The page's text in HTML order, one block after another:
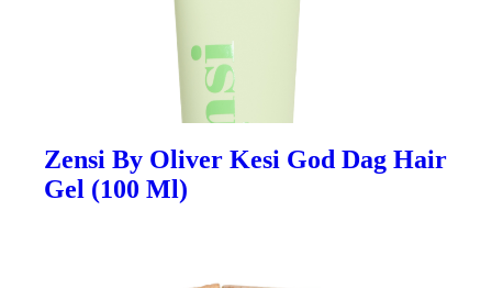
Zensi By Oliver Kesi God Dag Hair
Gel (100 Ml)